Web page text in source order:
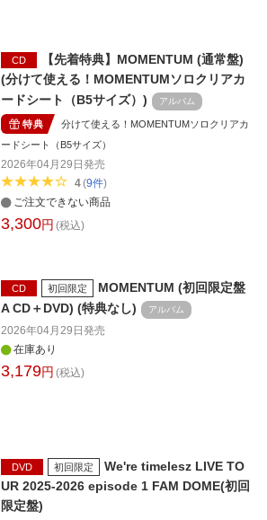
CD
【先着特典】MOMENTUM (通常盤)
(分けて使える！MOMENTUMソロクリアカ
ードシート（B5サイズ）)
アルバム
特典
分けて使える！MOMENTUMソロクリアカ
ードシート（B5サイズ）
2026年04月29日発売
4(9件)
ご注文できない商品
3,300円 (税込)
CD 初回限定
MOMENTUM (初回限定盤
A CD＋DVD) (特典なし)
アルバム
2026年04月29日発売
在庫あり
3,179円 (税込)
DVD 初回限定
We're timelesz LIVE TO
UR 2025-2026 episode 1 FAM DOME(初回
限定盤)